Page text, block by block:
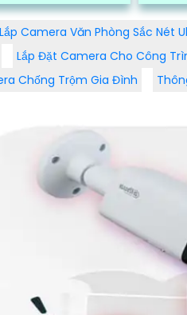
đèn hồng ngoại
ra hình ảnh chất
trong
Lắp Camera Văn Phòng Sắc Nét
Lắp Đặt Camera Cho Công
Chống Trộm Gia Đình